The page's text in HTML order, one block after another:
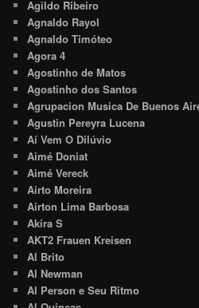
Agildo Ribeiro
Agnaldo Rayol
Agnaldo Timóteo
Agora 4
Agostinho de Matos
Agostinho dos Santos
Agrupacion Musica De Buenos
Agustin Pereyra Lucena
Aí Vem O Dilúvio
Aimé Doniat
Aimé Vereck
Airto Moreira
Airton Lima Barbosa
Akira S
AKT2 Frauen Kreisen
Al Brito
Al Newman
Al Person e Seu Ritmo